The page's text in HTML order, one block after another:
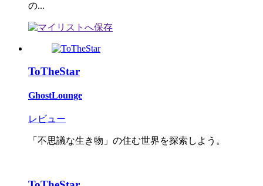
の...
ToTheStar
GhostLounge
レビュー
「不思議な生き物」の住む世界を探索しよう。